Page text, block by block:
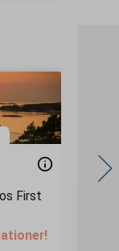
First